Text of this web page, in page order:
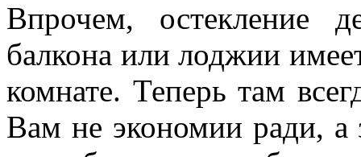
Впрочем, остекление
балкона или лоджии
комнате. Теперь там
Вам не экономии ради, а